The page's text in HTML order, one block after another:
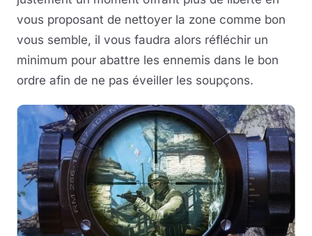
vous proposant de nettoyer la zone comme bon
vous semble, il vous faudra alors réfléchir un
minimum pour abattre les ennemis dans le bon
ordre afin de ne pas éveiller les soupçons.